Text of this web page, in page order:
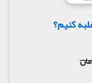
کنیم؟